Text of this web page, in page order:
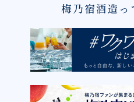
梅乃宿酒造っ